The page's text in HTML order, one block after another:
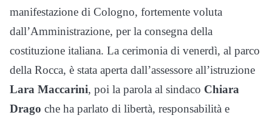
manifestazione di Cologno, fortemente voluta
dall’Amministrazione, per la consegna della
costituzione italiana. La cerimonia di venerdì, al parco
della Rocca, è stata aperta dall’assessore all’istruzione
Lara Maccarini, poi la parola al sindaco Chiara
Drago che ha parlato di libertà, responsabilità e